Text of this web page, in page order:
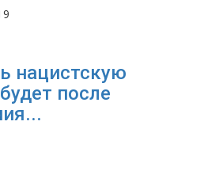
9
нацистскую
после